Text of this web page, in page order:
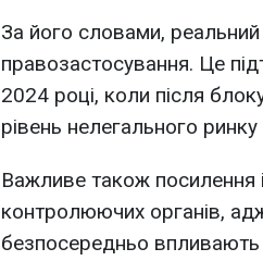
За його словами,
правозастосування. Це
2024 році, коли після
рівень нелегального
Важливе також посилення
контролюючих органів,
безпосередньо впливають